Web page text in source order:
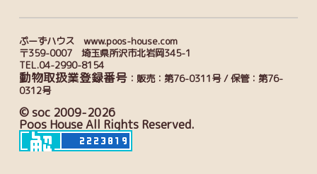
ぷーずハウス www.poos-house.com
〒359-0007 埼玉県所沢市北岩岡345-1
TEL.04-2990-8154
動物取扱業登録番号：販売：第76-0311号 / 保管：第76-
0312号
© soc 2009-2026
Poos House All Rights Reserved.